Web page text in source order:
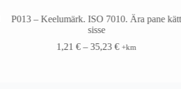
P013 – Keelumärk. ISO 7010. Ära pane kätt
sisse
1,21€ – 35,23€ +km